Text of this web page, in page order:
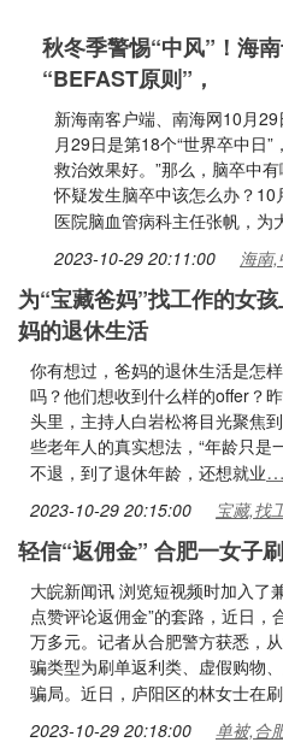
秋冬季警惕“中风”！海
“BEFAST原则”，
新海南客户端、南海网10月
月29日是第18个“世界卒中日”
救治效果好。”那么，脑卒中
怀疑发生脑卒中该怎么办？
医院脑血管病科主任张帆，为
2023-10-29 20:11:00 海南
为“宝藏爸妈”找工作的女
妈的退休生活
你有想过，爸妈的退休生活是怎
吗？他们想收到什么样的offer？
头里，主持人白岩松将目光聚焦
些老年人的真实想法，“年龄只
不退，到了退休年龄，还想就业
2023-10-29 20:15:00 宝藏,找
轻信“返佣金” 合肥一女子
大皖新闻讯 浏览短视频时加入了
点赞评论返佣金”的套路，近日，
万多元。记者从合肥警方获悉，
骗类型为刷单返利类、虚假购物
骗局。近日，庐阳区的林女士在
2023-10-29 20:18:00 单被,合